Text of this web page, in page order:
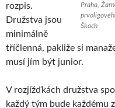
Praha,
Škach
rozpis.
Družstva jsou
minimálně
tříčlenná, pakliže si
musí jím být junior.
V rozjížďkách družstva
každý tým bude každému